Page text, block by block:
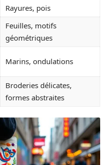
Rayures, pois
Feuilles, motifs
géométriques
Marins, ondulations
Broderies délicates,
formes abstraites